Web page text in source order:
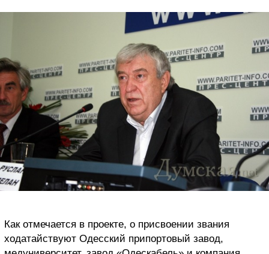
Как отмечается в проекте, о присвоении звания
ходатайствуют Одесский припортовый завод,